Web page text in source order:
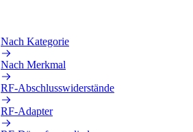
Nach Kategorie
Nach Merkmal
RF-Abschlusswiderstände
RF-Adapter